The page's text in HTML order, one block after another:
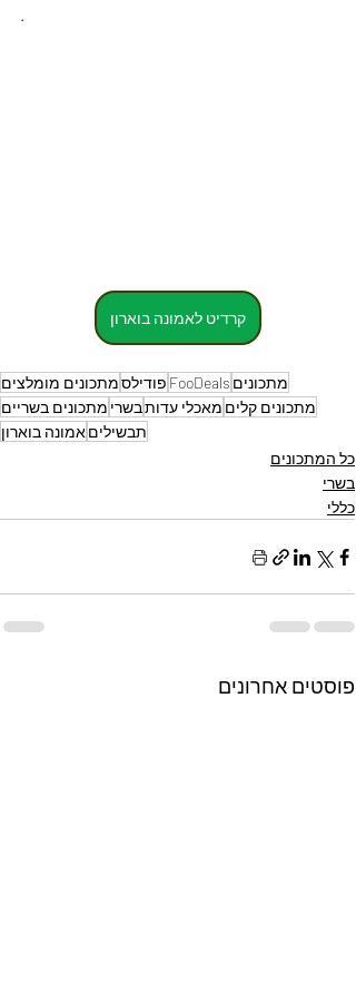
.
קרדיט לאמונה בוארון
מתכונים FooDeals פודילסמתכונים מומלצים
מתכונים קלים מאכלי עדותבשרי מתכונים בשריים
תבשיליםאמונה בוארון
כל המתכונים
בשרי
כללי
פוסטים אחרונים